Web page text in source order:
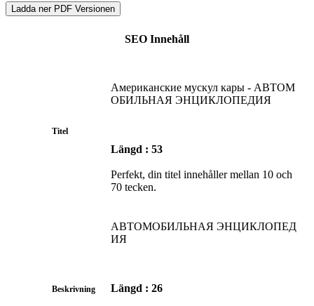
Ladda ner PDF Versionen
SEO Innehåll
Titel
Американские мускул кары - АВТОМ
ОБИЛЬНАЯ ЭНЦИКЛОПЕДИЯ
Längd : 53
Perfekt, din titel innehåller mellan 10 och
70 tecken.
Beskrivning
АВТОМОБИЛЬНАЯ ЭНЦИКЛОПЕД
ИЯ
Längd : 26